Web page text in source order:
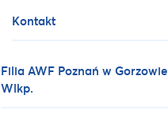
Kontakt
Filia AWF Poznań w Gorzowie
Wlkp.